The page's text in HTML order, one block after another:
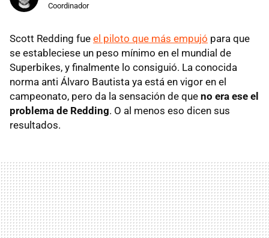
Coordinador
Scott Redding fue el piloto que más empujó para que
se estableciese un peso mínimo en el mundial de
Superbikes, y finalmente lo consiguió. La conocida
norma anti Álvaro Bautista ya está en vigor en el
campeonato, pero da la sensación de que no era ese el
problema de Redding. O al menos eso dicen sus
resultados.